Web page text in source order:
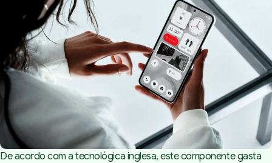
De acordo com a tecnológica inglesa, este componente gasta